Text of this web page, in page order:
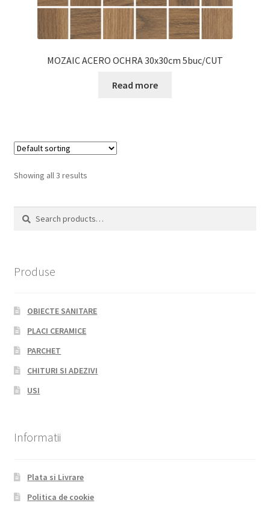
MOZAIC ACERO OCHRA 30x30cm 5buc/CUT
Read more
Showing all 3 results
Search
Search
Produse
OBIECTE SANITARE
PLACI CERAMICE
PARCHET
CHITURI SI ADEZIVI
USI
Informatii
Plata si Livrare
Politica de cookie